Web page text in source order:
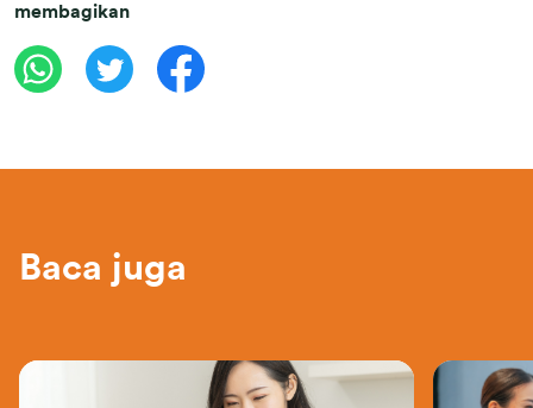
membagikan
Baca juga